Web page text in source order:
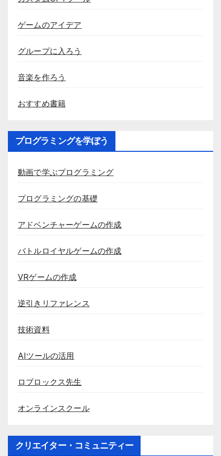
ゲームのアイデア
グループに入ろう
音楽を作ろう
おすすめ書籍
プログラミングを学ぼう
動画で学ぶプログラミング
プログラミングの基礎
アドベンチャーゲームの作成
バトルロイヤルゲームの作成
VRゲームの作成
逆引きリファレンス
技術資料
AIツールの活用
ロブロックス先生
オンラインスクール
クリエイター・コミュニティー